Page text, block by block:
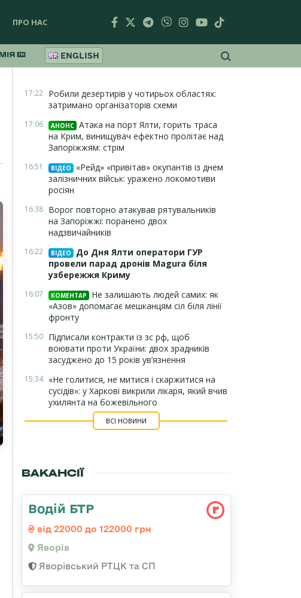
ПРО НАС
ENGLISH
17:22 Робили дезертирів у чотирьох областях:
затримано організаторів схеми
17:06 АНОНС Атака на порт Ялти, горить траса
на Крим, винищувач ефектно пролітає над
Запоріжжям: стрім
16:51 ВІДЕО
«Рейд» «привітав» окупантів із днем
залізничних військ: уражено локомотиви
росіян
16:38 Ворог повторно атакував рятувальників
на Запоріжжі: поранено двох
надзвичайників
16:22 ВІДЕО
До Дня Ялти оператори ГУР
провели парад дронів Magura біля
узбережжя Криму
16:07 КОМЕНТАР
Не залишають людей самих: як
«Азов» допомагає мешканцям сіл біля лінії
фронту
15:50 Підписали контракти із зс рф, щоб
воювати проти України: двох зрадників
засуджено до 15 років ув’язнення
15:34 «Не голитися, не митися і скаржитися на
сусідів»: у Харкові викрили лікаря, який вчив
ухилянта на божевільного
ВСІ НОВИНИ
ВАКАНСІЇ
Водій БТР
від 22000 до 122000 грн
Яворів
Яворівський РТЦК та СП